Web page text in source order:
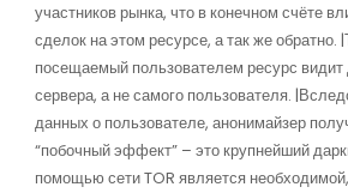
участников рынка, что в конечном счёте
сделок на этом ресурсе, а так же обратно.
посещаемый пользователем ресурс
сервера, а не самого пользователя.
данных о пользователе, анонимайзер
“побочный эффект” – это крупнейший
помощью сети TOR является